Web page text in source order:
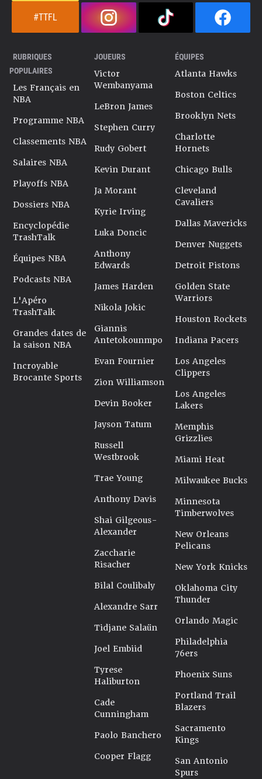
#TTFL
RUBRIQUES
POPULAIRES
Les Français en
NBA
Programme NBA
Classements NBA
Salaires NBA
Playoffs NBA
Dossiers NBA
Encyclopédie
TrashTalk
Équipes NBA
Podcasts NBA
L'Apéro
TrashTalk
Grandes dates de
la saison NBA
Incroyable
Brocante Sports
JOUEURS
Victor
Wembanyama
LeBron James
Stephen Curry
Rudy Gobert
Kevin Durant
Ja Morant
Kyrie Irving
Luka Doncic
Anthony
Edwards
James Harden
Nikola Jokic
Giannis
Antetokounmpo
Evan Fournier
Zion Williamson
Devin Booker
Jayson Tatum
Russell
Westbrook
Trae Young
Anthony Davis
Shai Gilgeous-
Alexander
Zaccharie
Risacher
Bilal Coulibaly
Alexandre Sarr
Tidjane Salaün
Joel Embiid
Tyrese
Haliburton
Cade
Cunningham
Paolo Banchero
Cooper Flagg
ÉQUIPES
Atlanta Hawks
Boston Celtics
Brooklyn Nets
Charlotte
Hornets
Chicago Bulls
Cleveland
Cavaliers
Dallas Mavericks
Denver Nuggets
Detroit Pistons
Golden State
Warriors
Houston Rockets
Indiana Pacers
Los Angeles
Clippers
Los Angeles
Lakers
Memphis
Grizzlies
Miami Heat
Milwaukee Bucks
Minnesota
Timberwolves
New Orleans
Pelicans
New York Knicks
Oklahoma City
Thunder
Orlando Magic
Philadelphia
76ers
Phoenix Suns
Portland Trail
Blazers
Sacramento
Kings
San Antonio
Spurs